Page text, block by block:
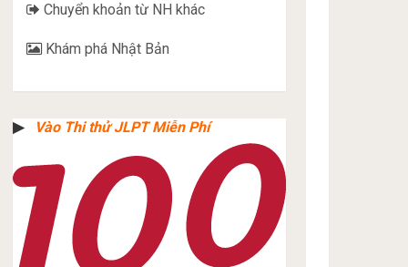
Chuyển khoản từ NH khác
Khám phá Nhật Bản
▶︎ Vào Thi thử JLPT Miễn Phí